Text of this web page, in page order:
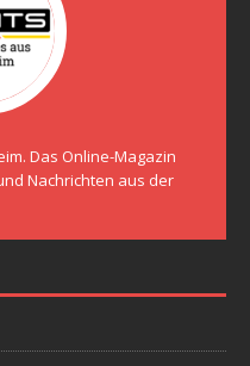
Das Online-Magazin
Nachrichten aus der